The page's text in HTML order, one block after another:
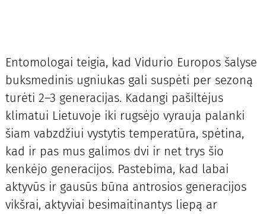
Entomologai teigia, kad Vidurio Europos šalyse
buksmedinis ugniukas gali suspėti per sezoną
turėti 2–3 generacijas. Kadangi pašiltėjus
klimatui Lietuvoje iki rugsėjo vyrauja palanki
šiam vabzdžiui vystytis temperatūra, spėtina,
kad ir pas mus galimos dvi ir net trys šio
kenkėjo generacijos. Pastebima, kad labai
aktyvūs ir gausūs būna antrosios generacijos
vikšrai, aktyviai besimaitinantys liepą ar